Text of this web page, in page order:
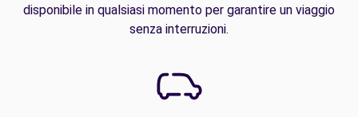
disponibile in qualsiasi momento per garantire un viaggio
senza interruzioni.